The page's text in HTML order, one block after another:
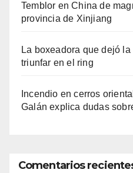
Temblor en China de
provincia de Xinjiang
La boxeadora que dejó
triunfar en el ring​
Incendio en cerros
Galán explica dudas
Comentarios